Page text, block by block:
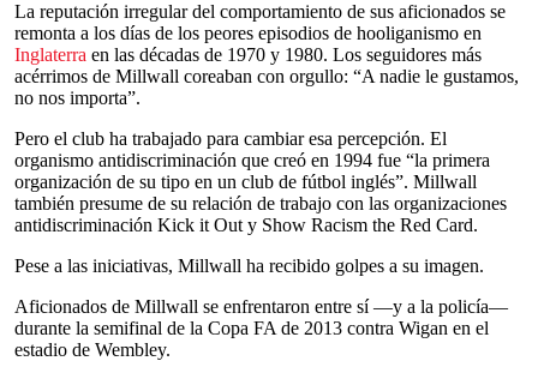
La reputación irregular del comportamiento de sus aficionados se
remonta a los días de los peores episodios de hooliganismo en
Inglaterra en las décadas de 1970 y 1980. Los seguidores más
acérrimos de Millwall coreaban con orgullo: “A nadie le gustamos,
no nos importa”.
Pero el club ha trabajado para cambiar esa percepción. El
organismo antidiscriminación que creó en 1994 fue “la primera
organización de su tipo en un club de fútbol inglés”. Millwall
también presume de su relación de trabajo con las organizaciones
antidiscriminación Kick it Out y Show Racism the Red Card.
Pese a las iniciativas, Millwall ha recibido golpes a su imagen.
Aficionados de Millwall se enfrentaron entre sí —y a la policía—
durante la semifinal de la Copa FA de 2013 contra Wigan en el
estadio de Wembley.